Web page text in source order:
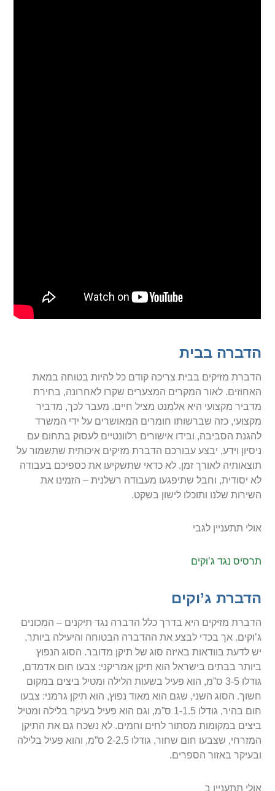
הדברה בבית
הדברת מזיקים בבית צריכה קודם כל להיות בטוחה במאת
האחוזים. לאור המקרים המצערים שקרו לאחרונה, בחירת
מדביר מקצועי היא אלמנט מציל חיים. מעבר לכך, מדביר
מקצועי, כזה שברשותו חומרים המאושרים על ידי המשרד
להגנת הסביבה, ובידו אישורים רלוונטיים לעסוק בתחום עם
ניסיון וידע, יבצע עבורכם הדברת מזיקים איכותית שתשמור על
תוצאותיה לאורך זמן. לא כדאי שתשקיעו את כספיכם בעבודה
לא יסודית, וחבל שתיפגעו מעבודה רשלנית – הזמינו את
השירות שלנו ותוכלו לישון בשקט.
אולי תתעניין לגבי
תרסיס נגד ג’וקים
הדברת ג’וקים
הדברת מזיקים היא בדרך כלל הדברה נגד תיקנים – המכונים
ג’וקים. אך בכדי לבצע את ההדברה הבטוחה והיעילה ביותר,
יש לדעת בוודאות באיזה סוג של תיקן מדובר. הסוג הנפוץ
ביותר בבתים בישראל הוא תיקן אמריקני: צבעו חום אדמדם,
גודלו 3-5 ס”מ, הוא פעיל בשעות הלילה ומטיל ביצים במקום
חשוך. הסוג השני, שגם הוא מאוד נפוץ, הוא תיקן גרמני: צבעו
חום בהיר, גודלו 1-1.5 ס”מ, וגם הוא פעיל בעיקר בלילה ומטיל
ביצים במקומות מסתור לחים וחמים. לא נשכח גם את התיקן
המזרחי, שצבעו חום שחור, גודלו 2-2.5 ס”מ, והוא פעיל בלילה
ובעיקר באזור הספרים.
אולי תתעניין ב